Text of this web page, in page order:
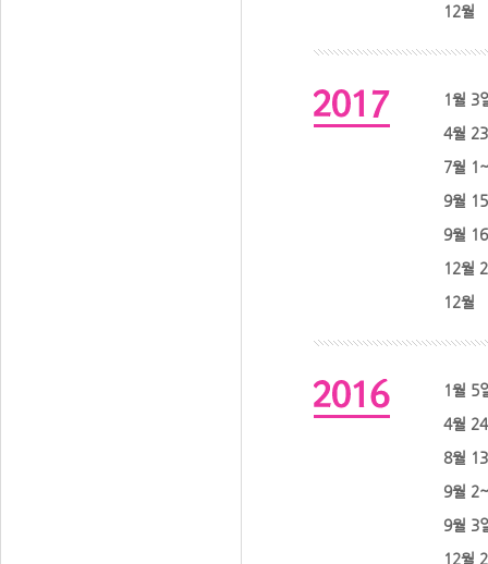
12월
1월 3
4월
7월
9월
9월
12월
12월
1월 5
4월
8월
9월
9월 3
12월